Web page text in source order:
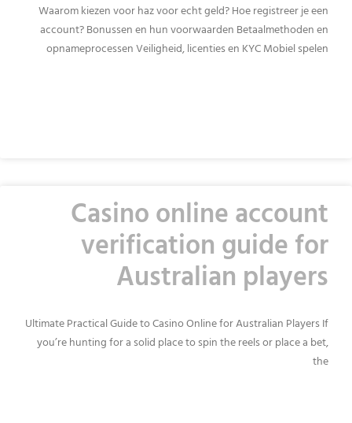
Waarom kiezen voor haz voor echt geld? Hoe registreer je een
account? Bonussen en hun voorwaarden Betaalmethoden en
opnameprocessen Veiligheid, licenties en KYC Mobiel spelen
Casino online account
verification guide for
Australian players
Ultimate Practical Guide to Casino Online for Australian Players If
you’re hunting for a solid place to spin the reels or place a bet,
the